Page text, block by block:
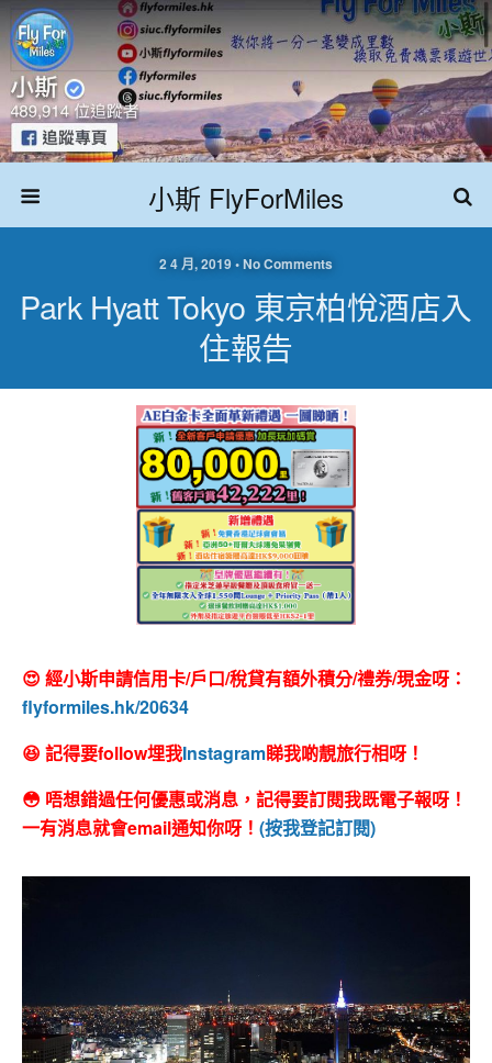
小斯 FlyForMiles
2 4 月, 2019 • No Comments
Park Hyatt Tokyo 東京柏悅酒店入
住報告
😍 經小斯申請信用卡/戶口/稅貸有額外積分/禮券/現金呀：
flyformiles.hk/20634
😆 記得要follow埋我Instagram睇我啲靚旅行相呀！
😳 唔想錯過任何優惠或消息，記得要訂閱我既電子報呀！
一有消息就會email通知你呀！ (按我登記訂閱)